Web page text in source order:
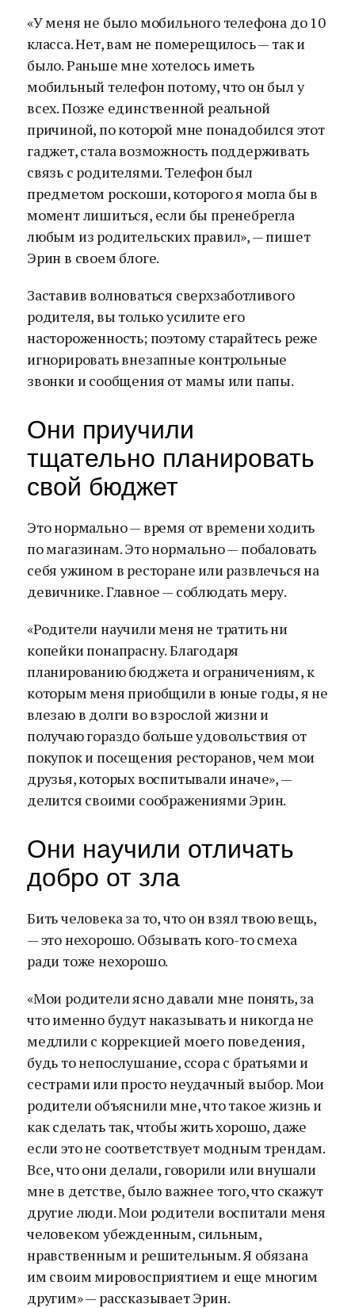
«У меня не было мобильного телефона до 10
класса. Нет, вам не померещилось — так и
было. Раньше мне хотелось иметь
мобильный телефон потому, что он был у
всех. Позже единственной реальной
причиной, по которой мне понадобился этот
гаджет, стала возможность поддерживать
связь с родителями. Телефон был
предметом роскоши, которого я могла бы в
момент лишиться, если бы пренебрегла
любым из родительских правил», — пишет
Эрин в своем блоге.
Заставив волноваться сверхзаботливого
родителя, вы только усилите его
настороженность; поэтому старайтесь реже
игнорировать внезапные контрольные
звонки и сообщения от мамы или папы.
Они приучили
тщательно планировать
свой бюджет
Это нормально — время от времени ходить
по магазинам. Это нормально — побаловать
себя ужином в ресторане или развлечься на
девичнике. Главное — соблюдать меру.
«Родители научили меня не тратить ни
копейки понапрасну. Благодаря
планированию бюджета и ограничениям, к
которым меня приобщили в юные годы, я не
влезаю в долги во взрослой жизни и
получаю гораздо больше удовольствия от
покупок и посещения ресторанов, чем мои
друзья, которых воспитывали иначе», —
делится своими соображениями Эрин.
Они научили отличать
добро от зла
Бить человека за то, что он взял твою вещь,
— это нехорошо. Обзывать кого-то смеха
ради тоже нехорошо.
«Мои родители ясно давали мне понять, за
что именно будут наказывать и никогда не
медлили с коррекцией моего поведения,
будь то непослушание, ссора с братьями и
сестрами или просто неудачный выбор. Мои
родители объяснили мне, что такое жизнь и
как сделать так, чтобы жить хорошо, даже
если это не соответствует модным трендам.
Все, что они делали, говорили или внушали
мне в детстве, было важнее того, что скажут
другие люди. Мои родители воспитали меня
человеком убежденным, сильным,
нравственным и решительным. Я обязана
им своим мировосприятием и еще многим
другим» — рассказывает Эрин.